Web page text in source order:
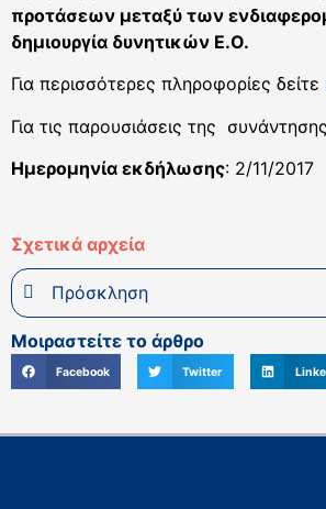
προτάσεων μεταξύ των
δημιουργία δυνητικών Ε.Ο.
Για περισσότερες πληροφορίες δείτε
Για τις παρουσιάσεις της
Ημερομηνία εκδήλωσης: 2/11/2017
Σχετικά αρχεία
Πρόσκληση
Μοιραστείτε το άρθρο
Facebook Twitter